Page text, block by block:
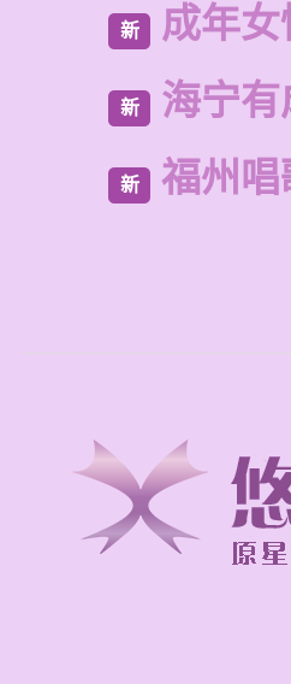
新 成年
新 海宁
新 福州唱